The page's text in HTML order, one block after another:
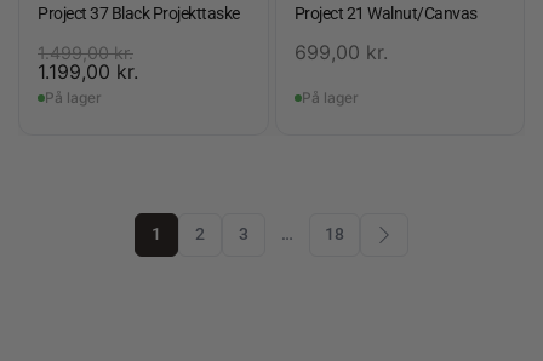
Project 37 Black Projekttaske
1.499,00kr.
1.199,00 kr.
På lager
Project 21 Walnut/Canvas
699,00 kr.
På lager
1 2 3 … 18